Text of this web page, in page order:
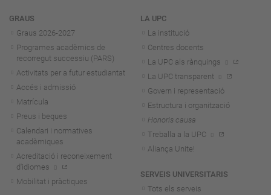
Navegació
GRAUS
Graus 2026-2027
Programes acadèmics de
recorregut successiu (PARS)
Activitats per a futur estudiantat
Accés i admissió
Matrícula
Preus i beques
Calendari i normatives
acadèmiques
Acreditació i reconeixement
d'idiomes
Mobilitat i pràctiques
LA UPC
La institució
Centres docents
La UPC als rànquings
La UPC transparent
Govern i representació
Estructura i organització
Honoris causa
Treballa a la UPC
Aliança Unite!
SERVEIS UNIVERSITARIS
Tots els serveis